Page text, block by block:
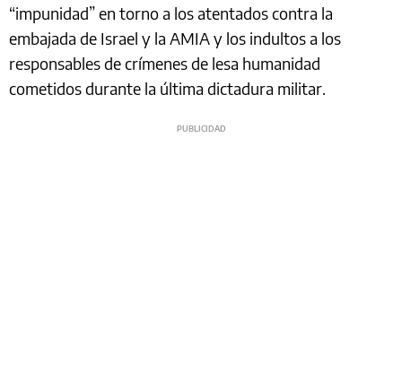
“impunidad” en torno a los atentados contra la
embajada de Israel y la AMIA y los indultos a los
responsables de crímenes de lesa humanidad
cometidos durante la última dictadura militar.